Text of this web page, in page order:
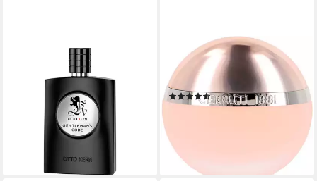
Eau de Toilette
GENTLEMAN'S CODE, EdT
100 ml Natural Spray Silver
19,99 €
UVP25,00 €
(199,90 €/ 1 l)
lieferbar - in 2-3 Werktagen bei dir
CERRUTI
Eau de Toilette 1881 FEMME,
mit blumig holziger Note
(508)
ab 45,00 €